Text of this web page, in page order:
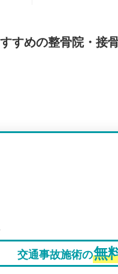
すめの整骨院・接
交通事故施術の無